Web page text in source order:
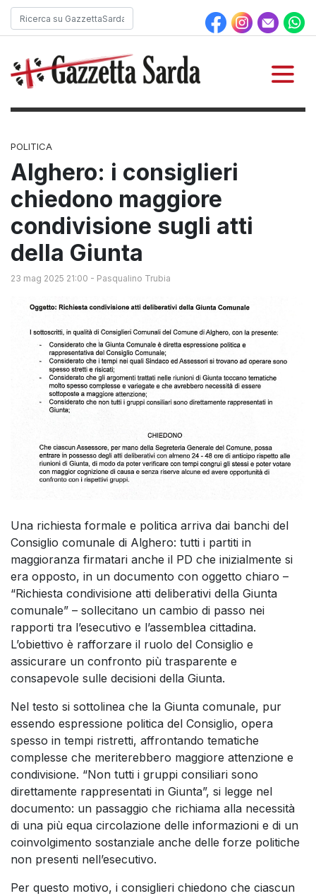
POLITICA
Alghero: i consiglieri
chiedono maggiore
condivisione sugli atti
della Giunta
23 mag 2025 21:00 - Pasqualino Trubia
Una richiesta formale e politica arriva dai banchi del
Consiglio comunale di Alghero: tutti i partiti in
maggioranza firmatari anche il PD che inizialmente si
era opposto, in un documento con oggetto chiaro –
“Richiesta condivisione atti deliberativi della Giunta
comunale” – sollecitano un cambio di passo nei
rapporti tra l’esecutivo e l’assemblea cittadina.
L’obiettivo è rafforzare il ruolo del Consiglio e
assicurare un confronto più trasparente e
consapevole sulle decisioni della Giunta.
Nel testo si sottolinea che la Giunta comunale, pur
essendo espressione politica del Consiglio, opera
spesso in tempi ristretti, affrontando tematiche
complesse che meriterebbero maggiore attenzione e
condivisione. “Non tutti i gruppi consiliari sono
direttamente rappresentati in Giunta”, si legge nel
documento: un passaggio che richiama alla necessità
di una più equa circolazione delle informazioni e di un
coinvolgimento sostanziale anche delle forze politiche
non presenti nell’esecutivo.
Per questo motivo, i consiglieri chiedono che ciascun